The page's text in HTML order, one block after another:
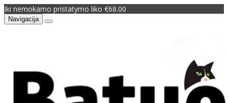
Iki nemokamo pristatymo liko €68.00
Navigacija